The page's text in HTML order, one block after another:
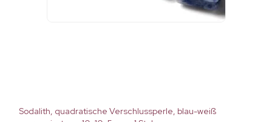
Sodalith, quadratische Verschlussperle, blau-weiß